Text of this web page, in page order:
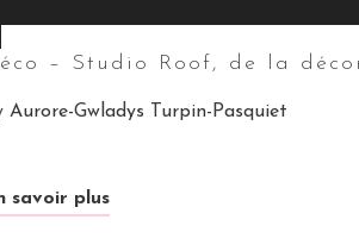
– Studio Roof, de la
Aurore-Gwladys Turpin-Pasquiet
savoir plus